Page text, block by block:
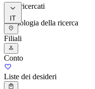
I più ricercati
Cronologia della ricerca
IT
Filiali
Conto
Liste dei desideri